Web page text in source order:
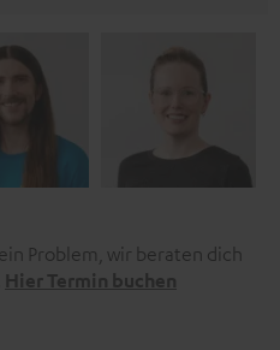
Problem, wir beraten dich
Hier Termin buchen